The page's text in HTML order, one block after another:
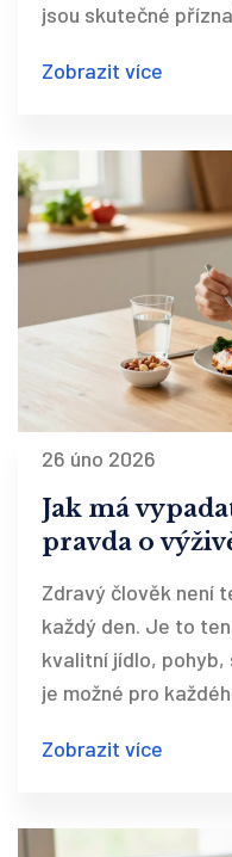
jsou skutečné
Zobrazit více
26 úno 2026
Jak má
pravda o
Zdravý člověk není
každý den. Je to
kvalitní jídlo, pohyb,
je možné pro
Zobrazit více